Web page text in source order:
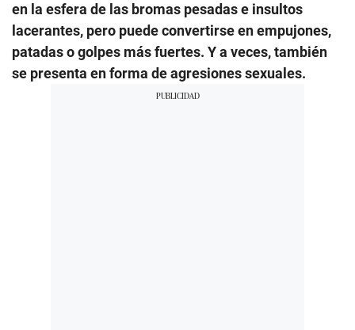
en la esfera de las bromas pesadas e insultos
lacerantes, pero puede convertirse en empujones,
patadas o golpes más fuertes. Y a veces, también
se presenta en forma de agresiones sexuales.